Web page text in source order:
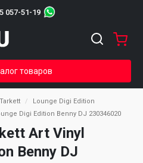
057-51-19
товаров
Tarkett
Lounge Digi Edition
Digi Edition Benny DJ 230346020
Art Vinyl
Benny DJ